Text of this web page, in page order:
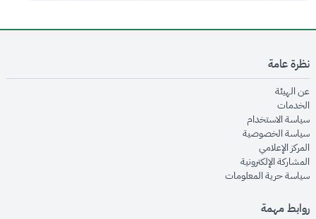
نظرة عامة
عن الهيئةopens in new window
الخدماتopens in new window
سياسة الاستخدام
سياسة الخصوصيةopens in new window
المركز الإعلاميopens in new window
المشاركة الإلكترونيةopens in new window
سياسة حرية المعلوماتopens in new window
روابط مهمة